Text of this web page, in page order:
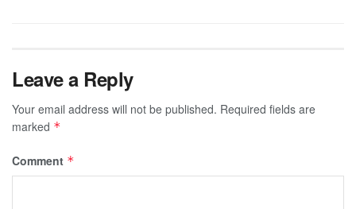
Leave a Reply
Your email address will not be published. Required fields are
marked *
Comment *